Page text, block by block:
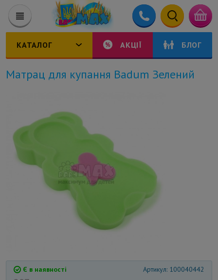
КАТАЛОГ АКЦІЇ БЛОГ
Матрац для купання Badum Зелений
Є в наявності Артикул: 100040442